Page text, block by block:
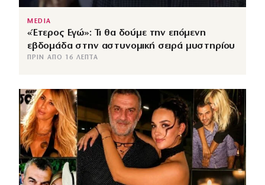
MEDIA
«Έτερος Εγώ»: Τι θα δούμε την επόμενη
εβδομάδα στην αστυνομική σειρά μυστηρίου
ΠΡΙΝ ΑΠΌ 16 ΛΕΠΤΆ